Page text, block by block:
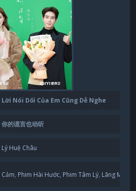
Lời Nói Dối Của Em Cũng Dễ Nghe
你的谎言也动听
Lý Huệ Châu
, Phim Hài Hước, Phim Tâm Lý, Lãng Mạng